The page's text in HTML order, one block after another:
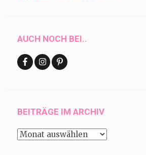
AUCH NOCH BEI..
BEITRÄGE IM ARCHIV
Beiträge